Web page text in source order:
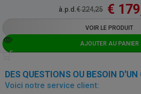
à.p.d.€224,25 €
VOIR LE PRODUIT
AJOUTER AU PANIER
DES QUESTIONS OU BESOIN D'UN
Voici notre service client: